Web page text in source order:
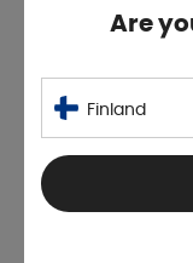
Are
Finland